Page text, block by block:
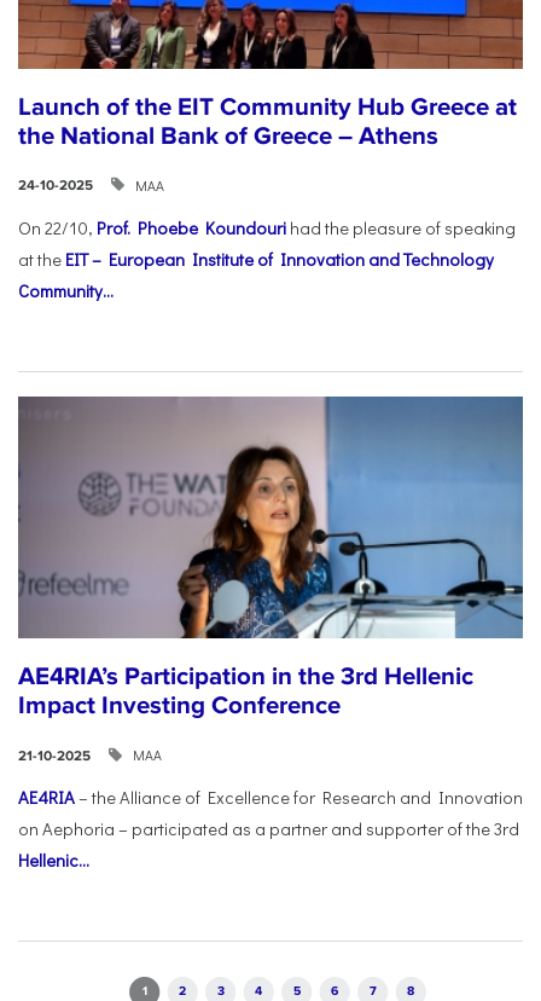
Launch of the EIT Community Hub Greece at
the National Bank of Greece – Athens
24-10-2025 ΜΑΑ
On 22/10, Prof. Phoebe Koundouri had the pleasure of speaking
at the EIT – European Institute of Innovation and Technology
Community...
AE4RIA’s Participation in the 3rd Hellenic
Impact Investing Conference
21-10-2025 ΜΑΑ
AE4RIA– the Alliance of Excellence for Research and Innovation
on Aephoria – participated as a partner and supporter of the 3rd
Hellenic...
1 2 3 4 5 6 7 8